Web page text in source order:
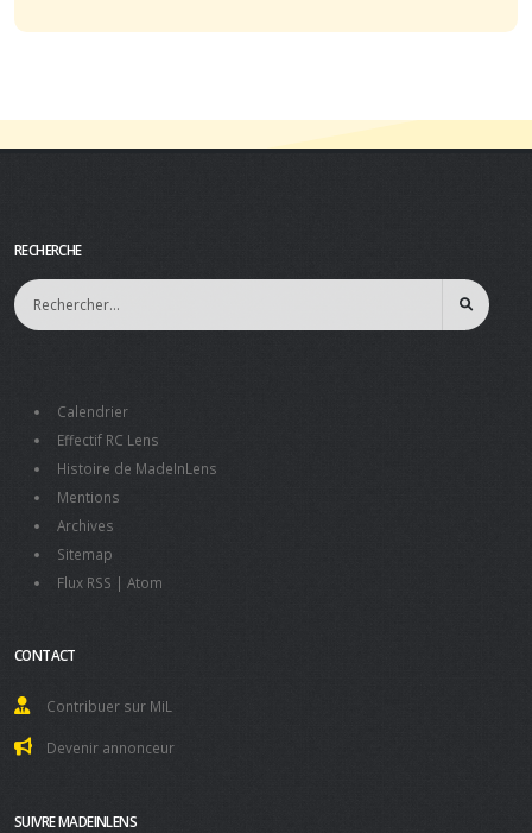
RECHERCHE
Calendrier
Effectif RC Lens
Histoire de MadeInLens
Mentions
Archives
Sitemap
Flux RSS | Atom
CONTACT
Contribuer sur MiL
Devenir annonceur
SUIVRE MADEINLENS